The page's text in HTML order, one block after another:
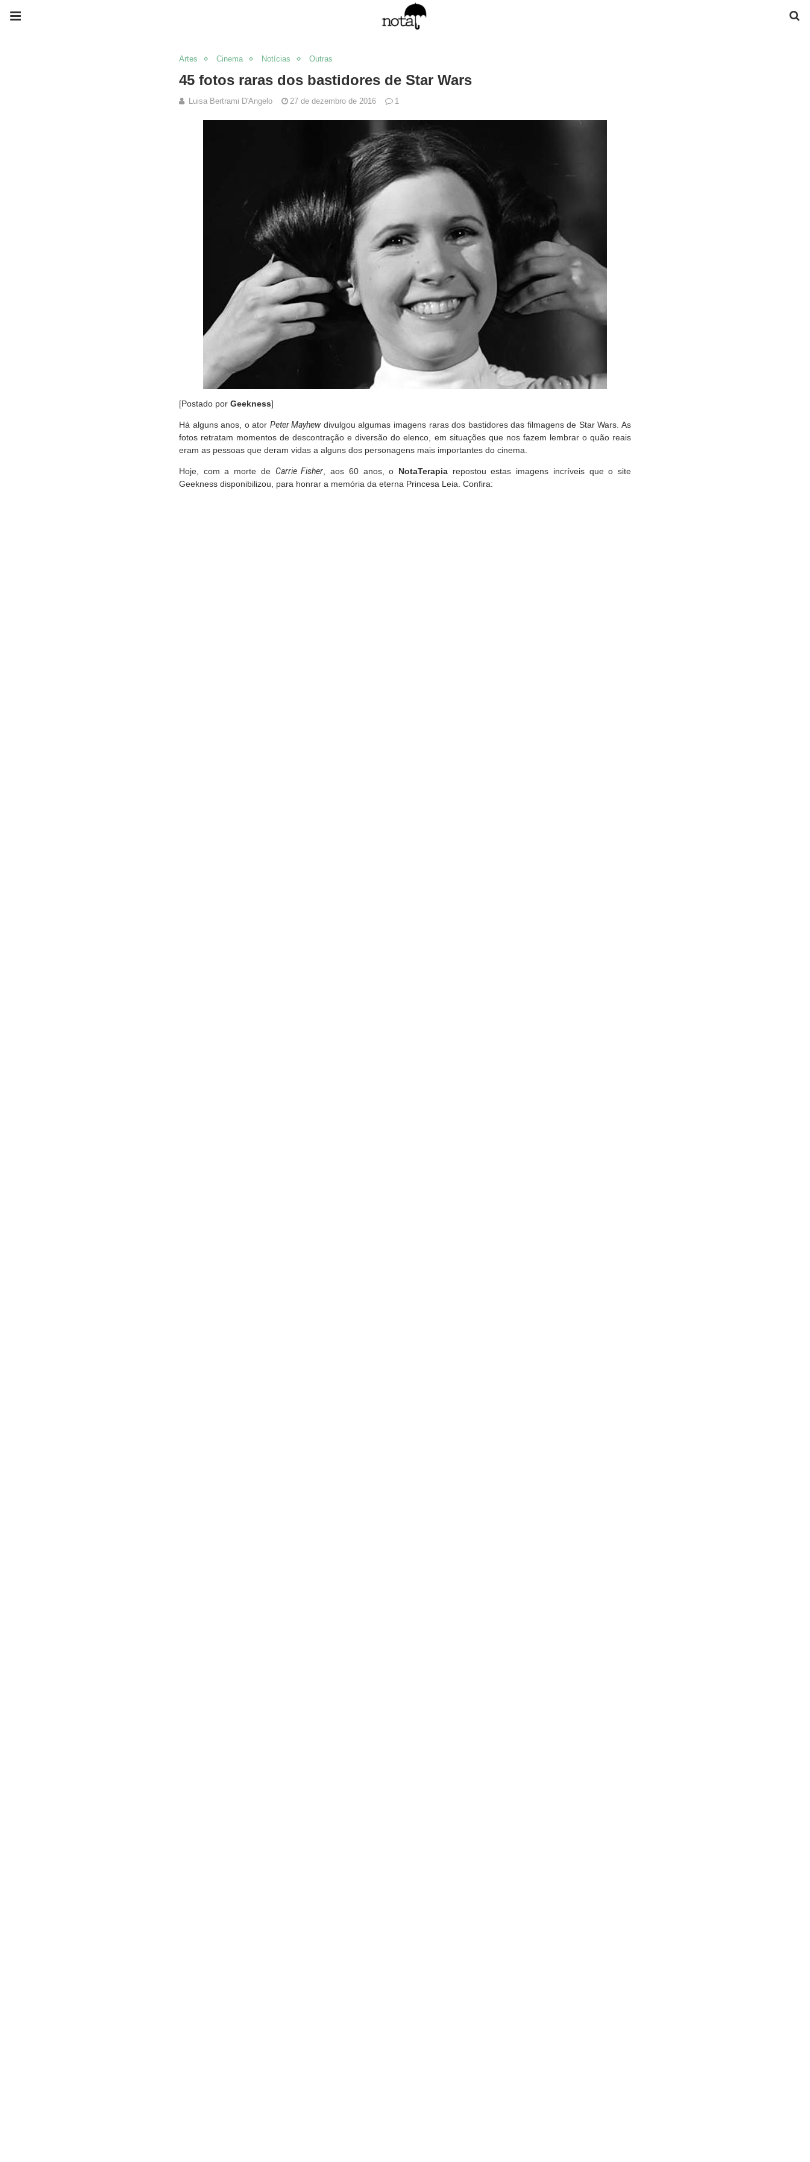
Artes Cinema Notícias Outras
45 fotos raras dos bastidores de Star Wars
Luisa Bertrami D'Angelo 27 de dezembro de 2016 1
[Postado por Geekness]
Há alguns anos, o ator Peter Mayhewdivulgou algumas imagens raras dos bastidores das filmagens de Star Wars. As
fotos retratam momentos de descontração e diversão do elenco, em situações que nos fazem lembrar o quão reais
eram as pessoas que deram vidas a alguns dos personagens mais importantes do cinema.
Hoje, com a morte de Carrie Fisher , aos 60 anos, o NotaTerapiarepostou estas imagens incríveis que o site
Geekness disponibilizou, para honrar a memória da eterna Princesa Leia. Confira: